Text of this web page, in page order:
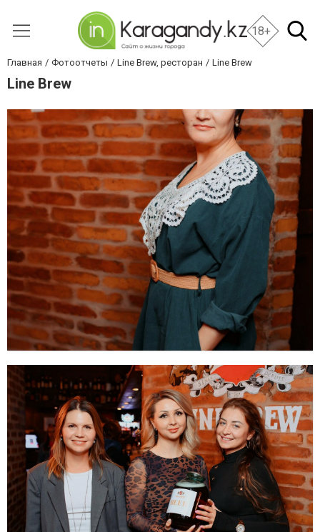
18+
Главная Фотоотчеты Line Brew, ресторан Line Brew
Line Brew